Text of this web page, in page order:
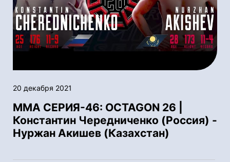
20 декабря 2021
ММА СЕРИЯ-46: OCTAGON 26 |
Константин Чередниченко (Россия) -
Нуржан Акишев (Казахстан)